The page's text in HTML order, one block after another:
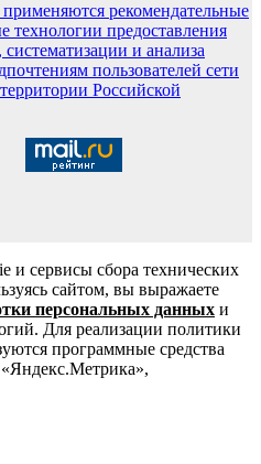
рекомендательные
предоставления
и анализа
пользователей сети
Российской
и сервисы сбора технических
сайтом, вы выражаете
персональных данных и
Для реализации политики
программные средства